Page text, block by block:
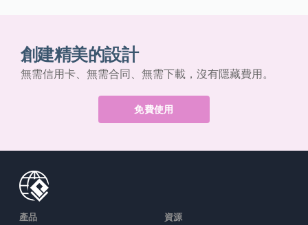
創建精美的設計
無需信用卡、無需合同、無需下載，沒有隱藏費用。
免費使用
產品 資源